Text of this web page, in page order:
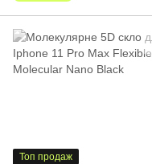
Топ продаж